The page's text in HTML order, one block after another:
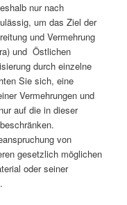
nur nach
um das Ziel der
und Vermehrung
und Östlichen
durch einzelne
Sie sich, eine
Vermehrungen und
auf die in dieser
von
gesetzlich möglichen
oder seiner